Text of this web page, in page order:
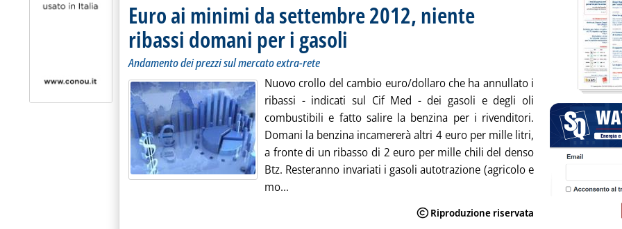
Euro ai minimi da settembre 2012, niente
ribassi domani per i gasoli
Andamento dei prezzi sul mercato extra-rete
Nuovo crollo del cambio euro/dollaro che ha annullato i
ribassi - indicati sul Cif Med - dei gasoli e degli oli
combustibili e fatto salire la benzina per i rivenditori.
Domani la benzina incamererà altri 4 euro per mille litri,
a fronte di un ribasso di 2 euro per mille chili del denso
Btz. Resteranno invariati i gasoli autotrazione (agricolo e
mo...